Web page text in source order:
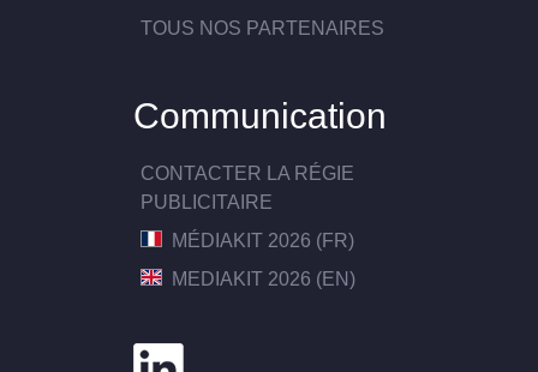
TOUS NOS PARTENAIRES
Communication
CONTACTER LA RÉGIE
PUBLICITAIRE
MÉDIAKIT 2026 (FR)
MEDIAKIT 2026 (EN)